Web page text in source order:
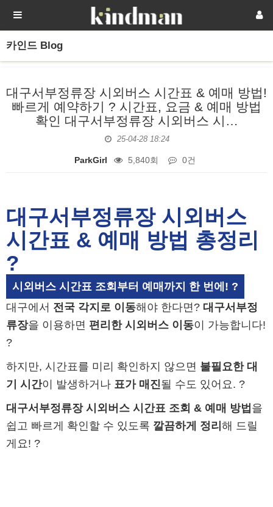
카인드 Blog
대구서부정류장 시외버스 시간표 & 예매 방법!
빠르게 예약하기 ? 시간표, 요금 & 예매 방법
확인 대구서부정류장 시외버스 시…
25-04-28 18:24
ParkGirl 5,840회 0건
대구서부정류장 시외버스
시간표 & 예매 방법 총정리
?
시외버스 시간표 조회부터 예매까지 한 번에! ?
대구에서 전국 각지로 이동해야 한다면? 대구서부정
류장을 이용하면 편리한 시외버스 이동이 가능합니다!
?
하지만, 시간표를 미리 확인하지 않으면 불필요한 대
기 시간이 발생하거나 표가 매진될 수도 있어요. ?
대구서부정류장 시외버스 시간표 조회 & 예매 방법 을
쉽고 빠르게 확인할 수 있도록 깔끔하게 정리 해 드릴
게요! ?